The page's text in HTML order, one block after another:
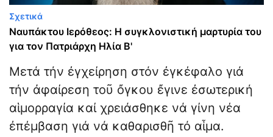
Σχετικά
Ναυπάκτου Ιερόθεος: Η συγκλονιστική μαρτυρία του
για τον Πατριάρχη Ηλία Β'
Μετά τήν ἐγχείρηση στόν ἐγκέφαλο γιά
τήν ἀφαίρεση τοῦ ὄγκου ἔγινε ἐσωτερική
αἱμορραγία καί χρειάσθηκε νά γίνη νέα
ἐπέμβαση γιά νά καθαρισθῆ τό αἷμα.